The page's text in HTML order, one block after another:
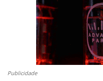
Publicidade